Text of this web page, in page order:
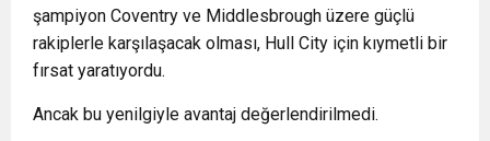
şampiyon Coventry ve Middlesbrough üzere güçlü
rakiplerle karşılaşacak olması, Hull City için kıymetli bir
fırsat yaratıyordu.
Ancak bu yenilgiyle avantaj değerlendirilmedi.